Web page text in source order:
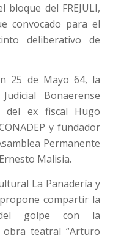
del FREJULI,
convocado para el
deliberativo de
25 de Mayo 64, la
Bonaerense
del ex fiscal Hugo
y fundador
Permanente
Malisia.
La Panadería y
compartir la
golpe con la
teatral “Arturo